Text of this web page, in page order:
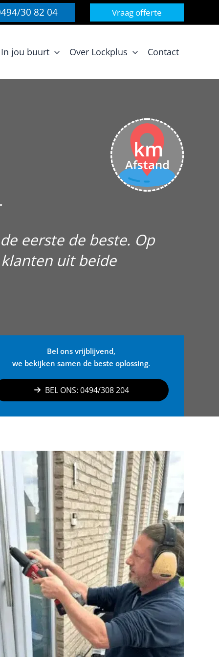
30 82 04 Vraag offerte
In jou buurt Over Lockplus Contact
km
Afstand
eerste de beste. Op
uit beide
Bel ons vrijblijvend,
we bekijken samen de beste oplossing.
BEL ONS: 0494/308 204